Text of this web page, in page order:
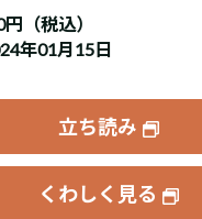
（税込）
年01月15日
立ち読み
くわしく見る